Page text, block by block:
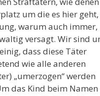
um die es hier
warum auch immer,
versagt. Wir sind
dass diese Täter
wie alle anderen
„umerzogen“ werden
das Kind beim Namen